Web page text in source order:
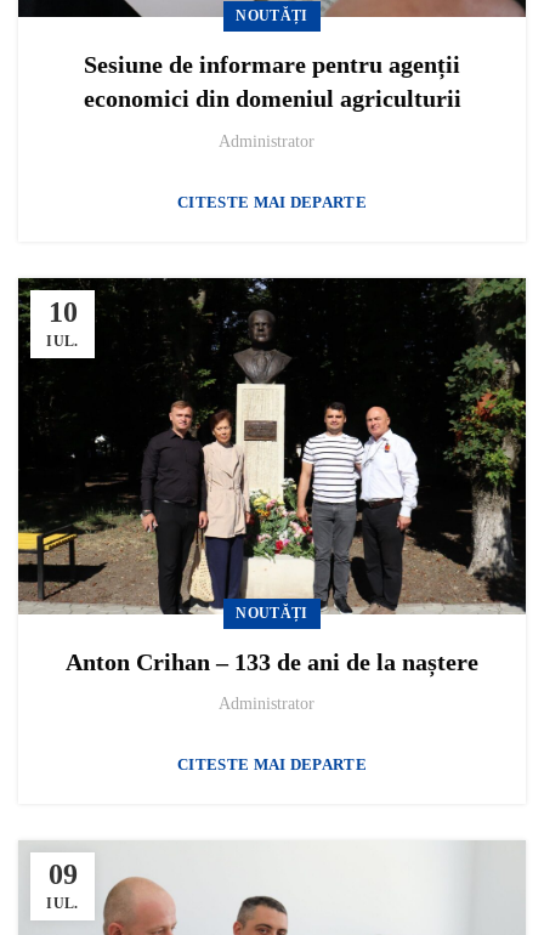
NOUTĂȚI
Sesiune de informare pentru agenții
economici din domeniul agriculturii
Administrator
CITESTE MAI DEPARTE
10
IUL.
NOUTĂȚI
Anton Crihan – 133 de ani de la naștere
Administrator
CITESTE MAI DEPARTE
09
IUL.